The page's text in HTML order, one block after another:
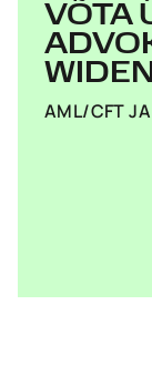
VÕTA
WIDEN
AML/CFT